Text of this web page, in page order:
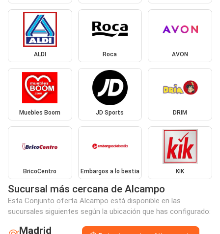
ALDI Roca AVON
Muebles Boom JD Sports DRIM
BricoCentro Embargos a lo bestia KIK
Sucursal más cercana de Alcampo
Esta Conjunto oferta Alcampo está disponible en las
sucursales siguientes según la ubicación que has configurado:
Madrid